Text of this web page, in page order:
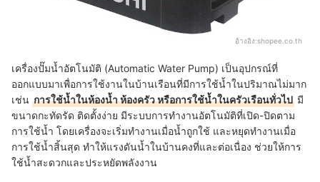
อ้างอิง:shopee.co.th
เครื่องปั๊มน้ำอัตโนมัติ (Automatic Water Pump) เป็นอุปกรณ์ที่
ออกแบบมาเพื่อการใช้งานในบ้านเรือนที่มีการใช้น้ำในปริมาณไม่มาก
เช่น การใช้น้ำในห้องน้ำ ห้องครัว หรือการใช้น้ำในครัวเรือนทั่วไป มี
ขนาดกะทัดรัด ติดตั้งง่าย มีระบบการทำงานอัตโนมัติที่เปิด-ปิดตาม
การใช้น้ำ โดยเครื่องจะเริ่มทำงานเมื่อน้ำถูกใช้ และหยุดทำงานเมื่อ
การใช้น้ำสิ้นสุด ทำให้แรงดันน้ำในบ้านคงที่และต่อเนื่อง ช่วยให้การ
ใช้น้ำสะดวกและประหยัดพลังงาน